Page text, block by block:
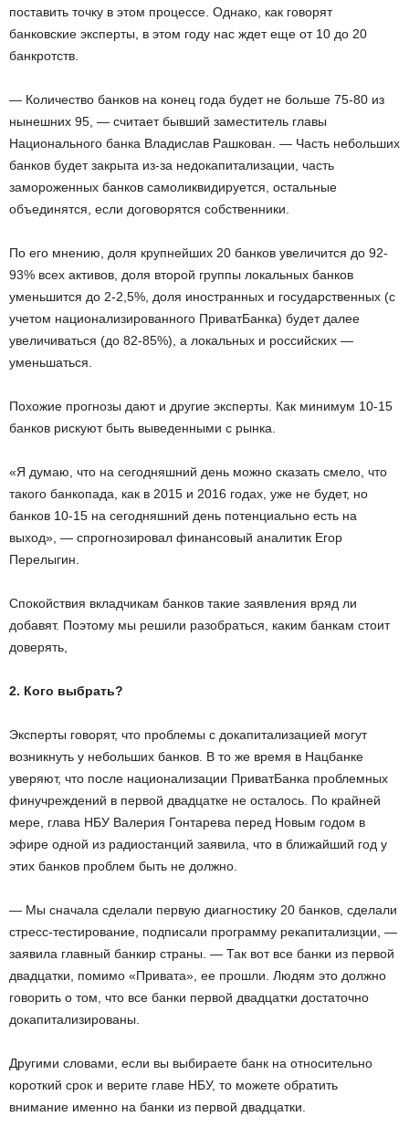
поставить точку в этом процессе. Однако, как говорят
банковские эксперты, в этом году нас ждет еще от 10 до 20
банкротств.
— Количество банков на конец года будет не больше 75-80 из
нынешних 95, — считает бывший заместитель главы
Национального банка Владислав Рашкован. — Часть небольших
банков будет закрыта из-за недокапитализации, часть
замороженных банков самоликвидируется, остальные
объединятся, если договорятся собственники.
По его мнению, доля крупнейших 20 банков увеличится до 92-
93% всех активов, доля второй группы локальных банков
уменьшится до 2-2,5%, доля иностранных и государственных (с
учетом национализированного ПриватБанка) будет далее
увеличиваться (до 82-85%), а локальных и российских —
уменьшаться.
Похожие прогнозы дают и другие эксперты. Как минимум 10-15
банков рискуют быть выведенными с рынка.
«Я думаю, что на сегодняшний день можно сказать смело, что
такого банкопада, как в 2015 и 2016 годах, уже не будет, но
банков 10-15 на сегодняшний день потенциально есть на
выход», — спрогнозировал финансовый аналитик Егор
Перелыгин.
Спокойствия вкладчикам банков такие заявления вряд ли
добавят. Поэтому мы решили разобраться, каким банкам стоит
доверять,
2. Кого выбрать?
Эксперты говорят, что проблемы с докапитализацией могут
возникнуть у небольших банков. В то же время в Нацбанке
уверяют, что после национализации ПриватБанка проблемных
финучреждений в первой двадцатке не осталось. По крайней
мере, глава НБУ Валерия Гонтарева перед Новым годом в
эфире одной из радиостанций заявила, что в ближайший год у
этих банков проблем быть не должно.
— Мы сначала сделали первую диагностику 20 банков, сделали
стресс-тестирование, подписали программу рекапитализции, —
заявила главный банкир страны. — Так вот все банки из первой
двадцатки, помимо «Привата», ее прошли. Людям это должно
говорить о том, что все банки первой двадцатки достаточно
докапитализированы.
Другими словами, если вы выбираете банк на относительно
короткий срок и верите главе НБУ, то можете обратить
внимание именно на банки из первой двадцатки.